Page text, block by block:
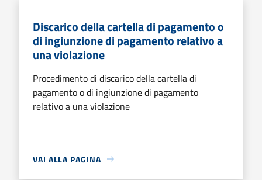
Discarico della cartella di pagamento o
di ingiunzione di pagamento relativo a
una violazione
Procedimento di discarico della cartella di
pagamento o di ingiunzione di pagamento
relativo a una violazione
VAI ALLA PAGINA